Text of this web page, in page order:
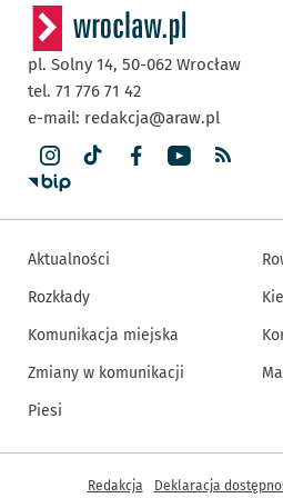
pl. Solny 14, 50-062 Wrocław
tel. 71 776 71 42
e-mail: redakcja@araw.pl
Aktualności
Rozkłady
Komunikacja miejska
Zmiany w komunikacji
Piesi
Inne informacje
Redakcja Deklaracja